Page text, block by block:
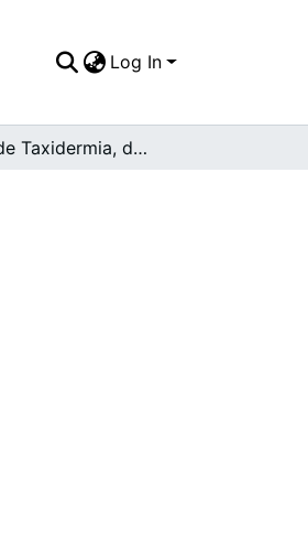
Log In
Cursos de Taxidermia, dictados en el Museo de Ciencias